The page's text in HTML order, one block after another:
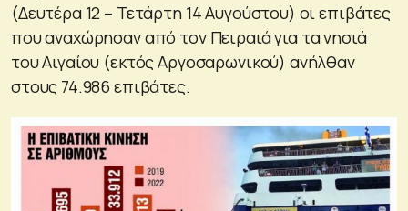
(Δευτέρα 12 – Τετάρτη 14 Αυγούστου) οι επιβάτες
που αναχώρησαν από τον Πειραιά για τα νησιά
του Αιγαίου (εκτός Αργοσαρωνικού) ανήλθαν
στους 74.986 επιβάτες.